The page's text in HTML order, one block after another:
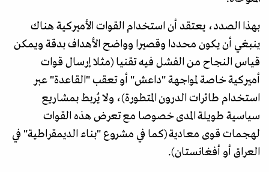
بهذا الصدد، يعتقد أن استخدام القوات الأميركية هناك
ينبغي أن يكون محددا وقصيرا وواضح الأهداف بدقة ويمكن
قياس النجاح من الفشل فيه تقنيا (مثلا إرسال قوات
أميركية خاصة لمواجهة "داعش" أو تعقب "القاعدة" عبر
استخدام طائرات الدرون المتطورة)، ولا يُربط بمشاريع
سياسية طويلة المدى خصوصا مع تعرض هذه القوات
لهجمات قوى معادية (كما في مشروع "بناء الديمقراطية" في
العراق أو أفغانستان).